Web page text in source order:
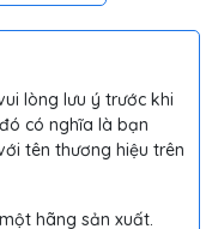
lòng lưu ý trước khi
có nghĩa là bạn
tên thương hiệu trên
một hãng sản xuất.